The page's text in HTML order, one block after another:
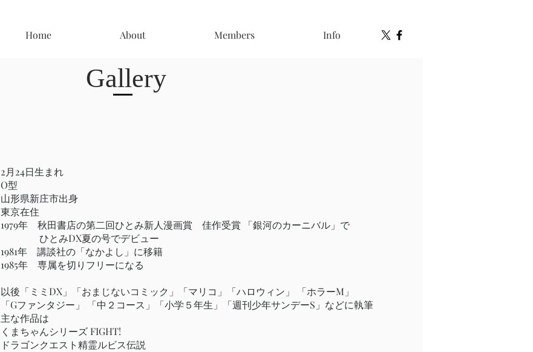
Home About Members Info
Gallery
2月24日生まれ
O型
山形県新庄市出身
東京在住
1979年 秋田書店の第二回ひとみ新人漫画賞 佳作受賞 「銀河のカーニバル」で
ひとみDX夏の号でデビュー
1981年 講談社の「なかよし」に移籍
1985年 専属を切りフリーになる
以後「ミミDX」「おまじないコミック」「マリコ」「ハロウィン」 「ホラーM」
「Gファンタジー」 「中２コース」「小学５年生」「週刊少年サンデーS」などに執筆
主な作品は
くまちゃんシリーズ FIGHT!
ドラゴンクエスト精霊ルビス伝説